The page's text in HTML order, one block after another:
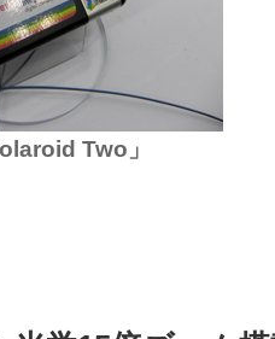
Two」